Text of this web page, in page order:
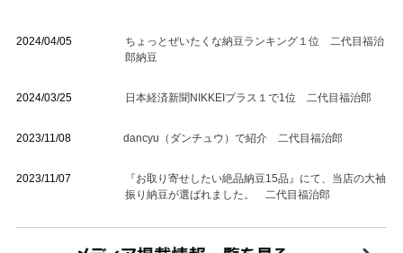
2024/04/05
ちょっとぜいたくな納豆ランキング１位 二代目福治
郎納豆
2024/03/25 日本経済新聞NIKKEIプラス１で1位 二代目福治郎
2023/11/08 dancyu（ダンチュウ）で紹介 二代目福治郎
2023/11/07
『お取り寄せしたい絶品納豆15品』にて、当店の大袖
振り納豆が選ばれました。 二代目福治郎